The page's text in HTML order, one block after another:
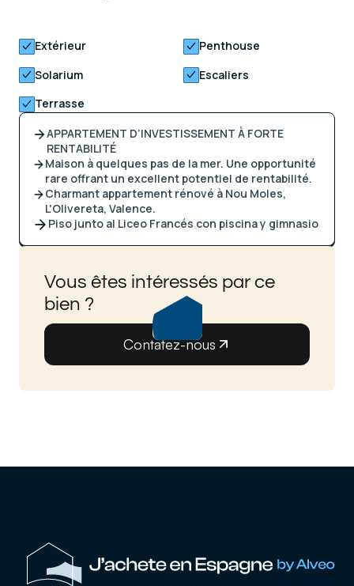
Extérieur
Penthouse
Solarium
Escaliers
Terrasse
APPARTEMENT D’INVESTISSEMENT À FORTE
RENTABILITÉ
Maison à quelques pas de la mer. Une opportunité
rare offrant un excellent potentiel de rentabilité.
Charmant appartement rénové à Nou Moles,
L'Olivereta, Valence.
Piso junto al Liceo Francés con piscina y gimnasio
Vous êtes intéressés par ce
bien ?
Contatez-nous